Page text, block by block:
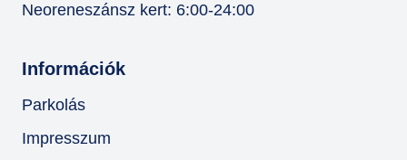
Neoreneszánsz kert: 6:00-24:00
Információk
Parkolás
Impresszum